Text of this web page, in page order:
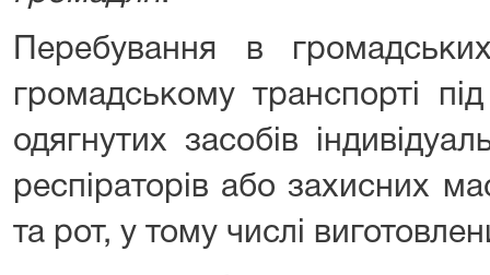
Перебування в
громадському транспорті
одягнутих засобів
респіраторів або захисних
та рот, у тому числі